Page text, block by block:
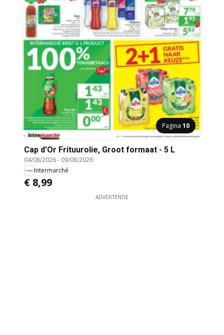
Pagina 10
Cap d'Or Frituurolie, Groot formaat - 5 L
04/08/2026- 09/08/2026
Intermarché
€ 8,99
ADVERTENTIE